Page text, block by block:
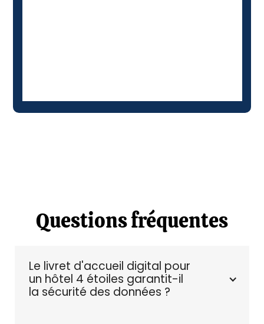
Questions fréquentes
Le livret d'accueil digital pour
un hôtel 4 étoiles garantit-il
la sécurité des données ?